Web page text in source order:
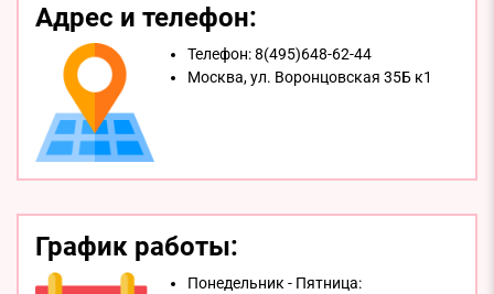
Адрес и телефон:
Телефон:8(495)648-62-44
Москва,ул. Воронцовская 35Б к1
График работы:
Понедельник - Пятница: